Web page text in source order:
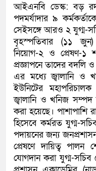
আইএনবি ডেস্ক: বড়
পদমর্যাদার ৯
সেইসঙ্গে আরও ২ যুগ্ম-
বৃহস্পতিবার (১১ জুন)
নিয়োগ-২ ও প্রেষণ-১
প্রজ্ঞাপনে তাদের বদলি
এর মধ্যে জ্বালানি ও
ইউনিটের
জ্বালানি ও খনিজ সম্পদ
করা হয়েছে। পাশাপাশি
হিসেবে কর্মরত যুগ্ম-
পদায়নের জন্য জনপ্রশাসন
প্রেষণে দায়িত্ব পালন
যোগদান করা যুগ্ম-